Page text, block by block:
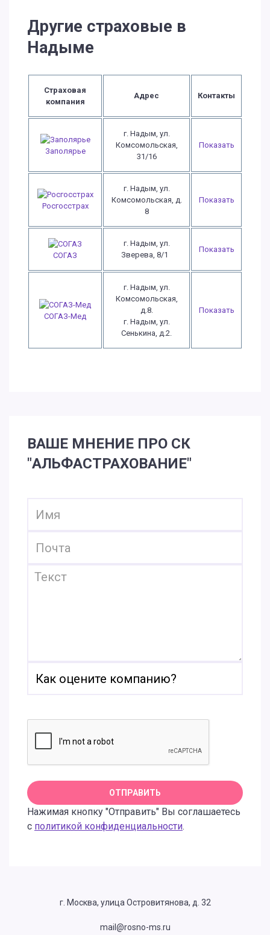
Другие страховые в
Надыме
Страховая
компания
Адрес Контакты
Заполярье
г. Надым, ул.
Комсомольская,
31/16
Показать
Росгосстрах
г. Надым, ул.
Комсомольская, д.
8
Показать
СОГАЗ
г. Надым, ул.
Зверева, 8/1
Показать
СОГАЗ-Мед
г. Надым, ул.
Комсомольская,
д.8.
г. Надым, ул.
Сенькина, д.2.
Показать
ВАШЕ МНЕНИЕ ПРО СК
"АЛЬФАСТРАХОВАНИЕ"
Нажимая кнопку "Отправить" Вы соглашаетесь
с политикой конфиденциальности.
г. Москва, улица Островитянова, д. 32
mail@rosno-ms.ru